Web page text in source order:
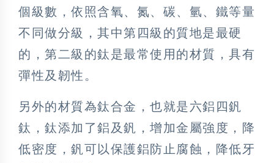
個級數，依照含氧、氮、碳、氫、鐵等量
不同做分級，其中第四級的質地是最硬
的，第二級的鈦是最常使用的材質，具有
彈性及韌性。
另外的材質為鈦合金，也就是六鋁四釩
鈦，鈦添加了鋁及釩，增加金屬強度，降
低密度，釩可以保護鋁防止腐蝕，降低牙